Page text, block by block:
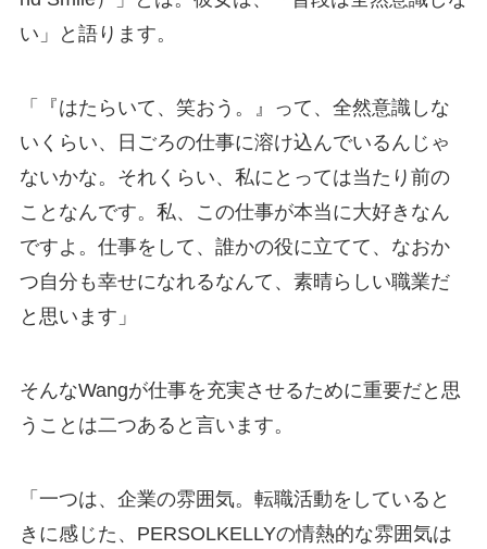
い」と語ります。
「『はたらいて、笑おう。』って、全然意識しな
いくらい、日ごろの仕事に溶け込んでいるんじゃ
ないかな。それくらい、私にとっては当たり前の
ことなんです。私、この仕事が本当に大好きなん
ですよ。仕事をして、誰かの役に立てて、なおか
つ自分も幸せになれるなんて、素晴らしい職業だ
と思います」
そんなWangが仕事を充実させるために重要だと思
うことは二つあると言います。
「一つは、企業の雰囲気。転職活動をしていると
きに感じた、PERSOLKELLYの情熱的な雰囲気は